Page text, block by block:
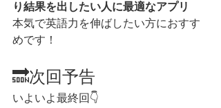
り結果を出したい人に最適なアプリ
本気で英語力を伸ばしたい方におすす
めです！
🔜次回予告
いよいよ最終回👇